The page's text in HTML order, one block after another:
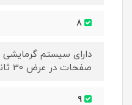
صفحات در عرض 30 ثانیه)